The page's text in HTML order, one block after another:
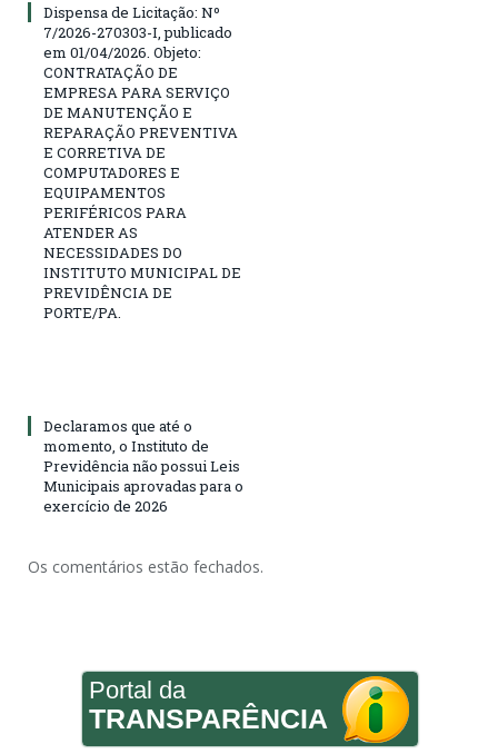
Dispensa de Licitação: Nº
7/2026-270303-I, publicado
em 01/04/2026. Objeto:
CONTRATAÇÃO DE
EMPRESA PARA SERVIÇO
DE MANUTENÇÃO E
REPARAÇÃO PREVENTIVA
E CORRETIVA DE
COMPUTADORES E
EQUIPAMENTOS
PERIFÉRICOS PARA
ATENDER AS
NECESSIDADES DO
INSTITUTO MUNICIPAL DE
PREVIDÊNCIA DE
PORTE/PA.
Declaramos que até o
momento, o Instituto de
Previdência não possui Leis
Municipais aprovadas para o
exercício de 2026
Os comentários estão fechados.
Portal da
TRANSPARÊNCIA